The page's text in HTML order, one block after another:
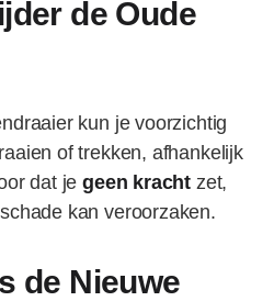
de Oude
kun je voorzichtig
of trekken, afhankelijk
dat jegeen kracht zet,
kan veroorzaken.
de Nieuwe